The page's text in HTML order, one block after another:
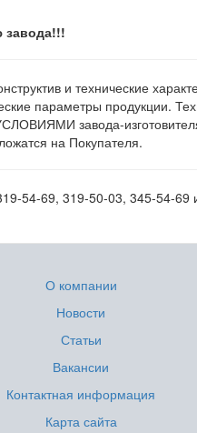
завода!!!
и технические
параметры продукции.
завода-
на Покупателя.
54-69, 319-50-03, 345-54-69
О компании
Новости
Статьи
Вакансии
Контактная информация
Карта сайта